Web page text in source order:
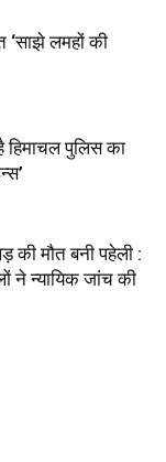
लमहों की
हिमाचल पुलिस का
की मौत बनी पहेली :
ने न्यायिक जांच की